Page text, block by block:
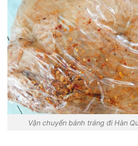
Vận chuyển bánh tráng đi Hàn